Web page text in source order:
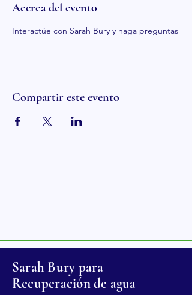
Acerca del evento
Interactúe con Sarah Bury y haga preguntas
Compartir este evento
Sarah Bury para
Recuperación de agua